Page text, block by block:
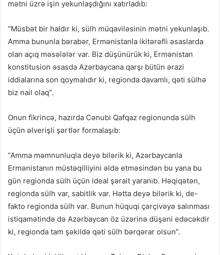
mətni üzrə işin yekunlaşdığını xatırladıb:
“Müsbət bir haldır ki, sülh müqaviləsinin mətni yekunlaşıb.
Amma bununla bərabər, Ermənistanla ikitərəfli əsaslarda
olan açıq məsələlər var. Biz düşünürük ki, Ermənistan
konstitusion əsasda Azərbaycana qarşı bütün ərazi
iddialarına son qoymalıdır ki, regionda davamlı, qəti sülhə
biz nail olaq”.
Onun fikrincə, hazırda Cənubi Qafqaz regionunda sülh
üçün əlverişli şərtlər formalaşıb:
“Amma məmnunluqla deyə bilərik ki, Azərbaycanla
Ermənistanın müstəqilliyini əldə etməsindən bu yana bu
gün regionda sülh üçün ideal şərait yaranıb. Həqiqətən,
regionda sülh var, sabitlik var. Hətta deyə bilərik ki, de-
fakto regionda sülh var. Bunun hüquqi çərçivəyə salınması
istiqamətində də Azərbaycan öz üzərinə düşəni edəcəkdir
ki, regionda tam şəkildə qəti sülh bərqərar olsun”.